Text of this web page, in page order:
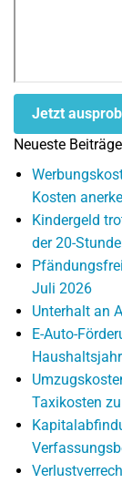
Jetzt
Neueste Beiträge
Kosten
Kindergeld
der 20-
Juli 2026
Unterhalt an
E-Auto-
Taxikosten